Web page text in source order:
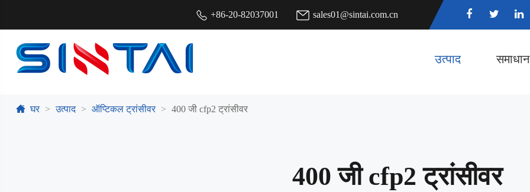
+86-20-82037001 sales01@sintai.com.cn
उत्पाद समाधान
घर उत्पाद ऑप्टिकल ट्रांसीवर 400 जी cfp2 ट्रांसीवर
400 जी cfp2 ट्रांसीवर